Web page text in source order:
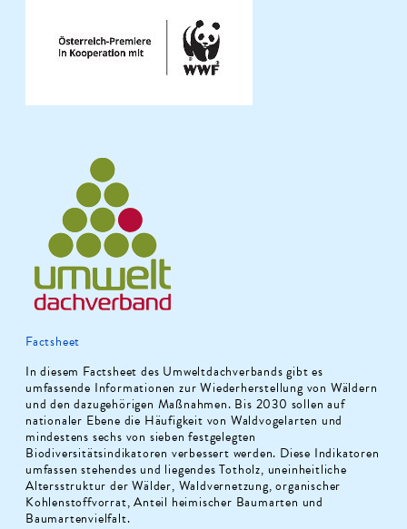
Factsheet
In diesem Factsheet des Umweltdachverbands gibt es
umfassende Informationen zur Wiederherstellung von Wäldern
und den dazugehörigen Maßnahmen. Bis 2030 sollen auf
nationaler Ebene die Häufigkeit von Waldvogelarten und
mindestens sechs von sieben festgelegten
Biodiversitätsindikatoren verbessert werden. Diese Indikatoren
umfassen stehendes und liegendes Totholz, uneinheitliche
Altersstruktur der Wälder, Waldvernetzung, organischer
Kohlenstoffvorrat, Anteil heimischer Baumarten und
Baumartenvielfalt.